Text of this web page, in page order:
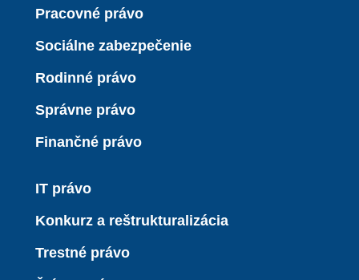
Pracovné právo
Sociálne zabezpečenie
Rodinné právo
Správne právo
Finančné právo
IT právo
Konkurz a reštrukturalizácia
Trestné právo